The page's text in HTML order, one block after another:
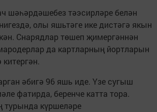
шәһәрдәшебез тәэсирләре белән
олы яшьтәге ике дистәгә якын
Снарядлар төшеп җимергәннән
да картларның йортларын
әбигә 96 яшь иде. Үзе сугыш
фатирда, беренче катта тора.
турында күршеләре